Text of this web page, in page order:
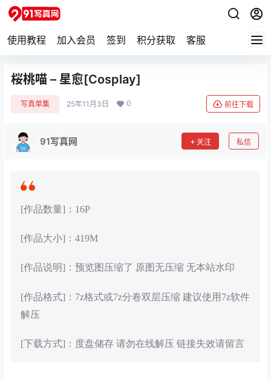
使用教程 加入会员 签到 积分获取 客服
桜桃喵 – 星愈[Cosplay]
写真单集 25年11月3日 0 前往下载
91写真网 关注 私信
[作品数量]：16P
[作品大小]：419M
[作品说明]：预览图压缩了 原图无压缩 无本站水印
[作品格式]：7z格式或7z分卷双层压缩 建议使用7z软件
解压
[下载方式]：度盘储存 请勿在线解压 链接失效请留言